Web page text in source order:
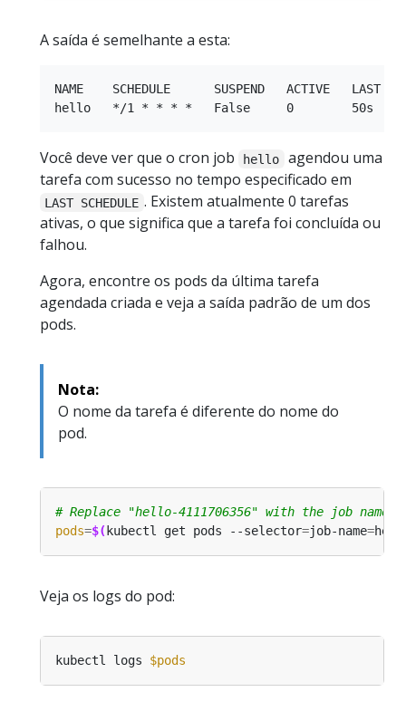
A saída é semelhante a esta:
NAME    SCHEDULE      SUSPEND   ACTIVE   LAST
Você deve ver que o cron job hello
agendou uma
tarefa com sucesso no tempo especificado em
LAST SCHEDULE . Existem atualmente 0 tarefas
ativas, o que significa que a tarefa foi concluída ou
falhou.
Agora, encontre os pods da última tarefa
agendada criada e veja a saída padrão de um dos
pods.
Nota:
O nome da tarefa é diferente do nome do
pod.
# Replace "hello-4111706356" with the job name
pods=$( kubectl get pods --selector=job-name=
Veja os logs do pod:
kubectl logs $pods